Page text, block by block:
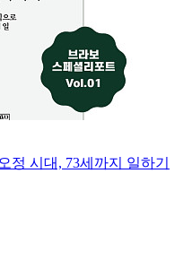
정 시대, 73세까지 일하기